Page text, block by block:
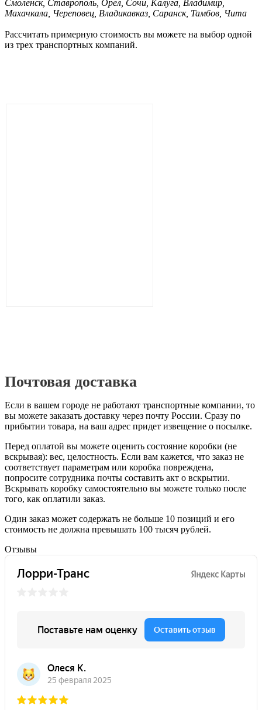
Смоленск, Ставрополь, Орел, Сочи, Калуга, Владимир,
Махачкала, Череповец, Владикавказ, Саранск, Тамбов, Чита
Рассчитать примерную стоимость вы можете на выбор одной
из трех транспортных компаний.
Почтовая доставка
Если в вашем городе не работают транспортные компании, то
вы можете заказать доставку через почту России. Сразу по
прибытии товара, на ваш адрес придет извещение о посылке.
Перед оплатой вы можете оценить состояние коробки (не
вскрывая): вес, целостность. Если вам кажется, что заказ не
соответствует параметрам или коробка повреждена,
попросите сотрудника почты составить акт о вскрытии.
Вскрывать коробку самостоятельно вы можете только после
того, как оплатили заказ.
Один заказ может содержать не больше 10 позиций и его
стоимость не должна превышать 100 тысяч рублей.
Отзывы